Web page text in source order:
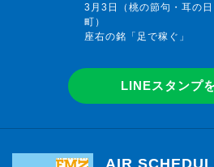
3月3日（桃の節句・耳の
町）
座右の銘「足で稼ぐ」
LINEスタンプ
AIR